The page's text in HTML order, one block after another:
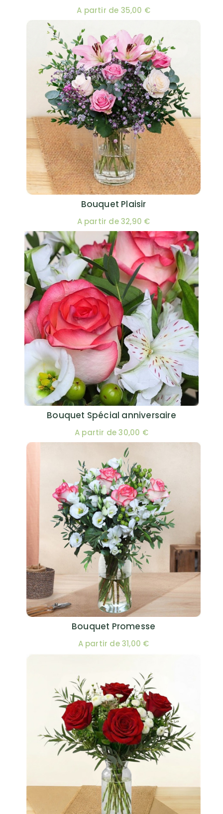
A partir de 35,00 €
Bouquet Plaisir
A partir de 32,90 €
Bouquet Spécial anniversaire
A partir de 30,00 €
Bouquet Promesse
A partir de 31,00 €